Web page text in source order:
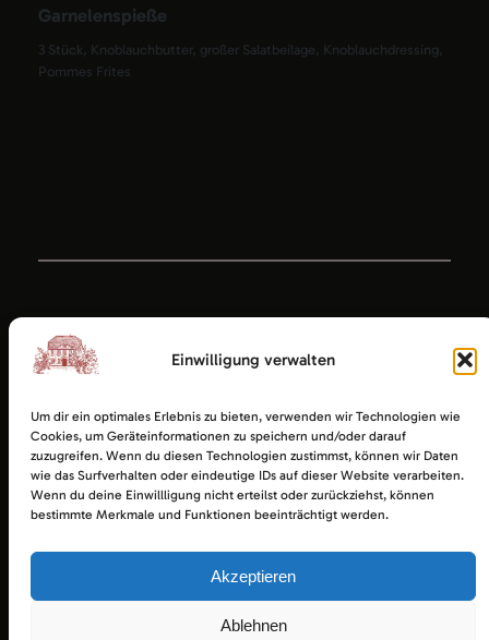
Einwilligung verwalten
Um dir ein optimales Erlebnis zu bieten, verwenden wir Technologien wie
Cookies, um Geräteinformationen zu speichern und/oder darauf
zuzugreifen. Wenn du diesen Technologien zustimmst, können wir Daten
wie das Surfverhalten oder eindeutige IDs auf dieser Website verarbeiten.
Wenn du deine Einwillligung nicht erteilst oder zurückziehst, können
bestimmte Merkmale und Funktionen beeinträchtigt werden.
Akzeptieren
Ablehnen
Garnelenspieße
3 Stück, Knoblauchbutter, großer Salatbeilage, Knoblauchdressing,
Pommes Frites
Ratsgaststätte Esens Impressum|Datenschutz|Startseite